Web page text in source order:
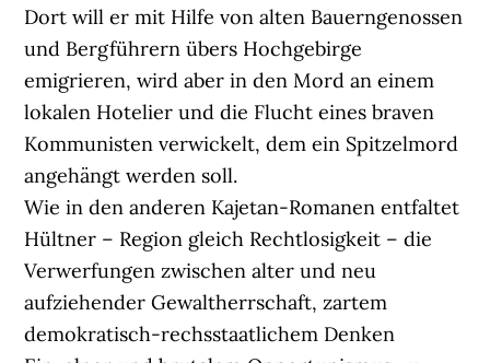
Dort will er mit Hilfe von alten Bauerngenossen
und Bergführern übers Hochgebirge
emigrieren, wird aber in den Mord an einem
lokalen Hotelier und die Flucht eines braven
Kommunisten verwickelt, dem ein Spitzelmord
angehängt werden soll.
Wie in den anderen Kajetan-Romanen entfaltet
Hültner – Region gleich Rechtlosigkeit – die
Verwerfungen zwischen alter und neu
aufziehender Gewaltherrschaft, zartem
demokratisch-rechsstaatlichem Denken